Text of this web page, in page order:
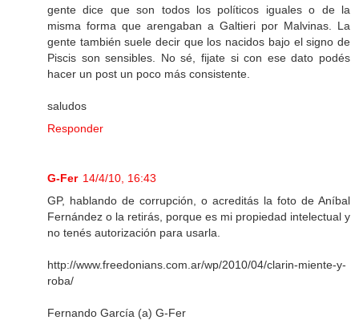
gente dice que son todos los políticos iguales o de la
misma forma que arengaban a Galtieri por Malvinas. La
gente también suele decir que los nacidos bajo el signo de
Piscis son sensibles. No sé, fijate si con ese dato podés
hacer un post un poco más consistente.
saludos
Responder
G-Fer 14/4/10, 16:43
GP, hablando de corrupción, o acreditás la foto de Aníbal
Fernández o la retirás, porque es mi propiedad intelectual y
no tenés autorización para usarla.
http://www.freedonians.com.ar/wp/2010/04/clarin-miente-y-
roba/
Fernando García (a) G-Fer